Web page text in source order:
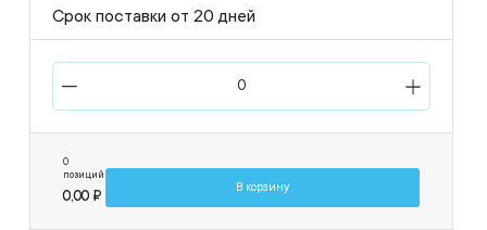
Срок поставки от 20 дней
0
позиций
0,00 ₽
В корзину